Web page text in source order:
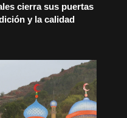
cierra sus puertas
y la calidad